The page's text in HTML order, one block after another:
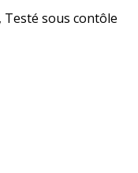
Testé sous contôle